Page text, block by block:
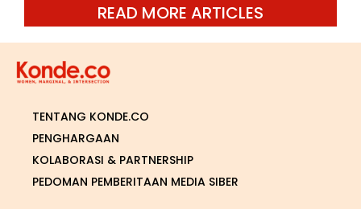
READ MORE ARTICLES
TENTANG KONDE.CO
PENGHARGAAN
KOLABORASI & PARTNERSHIP
PEDOMAN PEMBERITAAN MEDIA SIBER